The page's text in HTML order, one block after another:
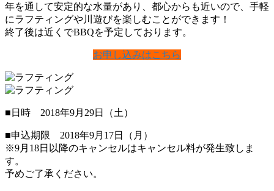
年を通して安定的な水量があり、都心からも近いので、手軽
にラフティングや川遊びを楽しむことができます！
終了後は近くでBBQを予定しております。
お申し込みはこちら
■日時 2018年9月29日（土）
■申込期限 2018年9月17日（月）
※9月18日以降のキャンセルはキャンセル料が発生致しま
す。
予めご了承ください。